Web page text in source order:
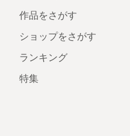
作品をさがす
ショップをさがす
ランキング
特集